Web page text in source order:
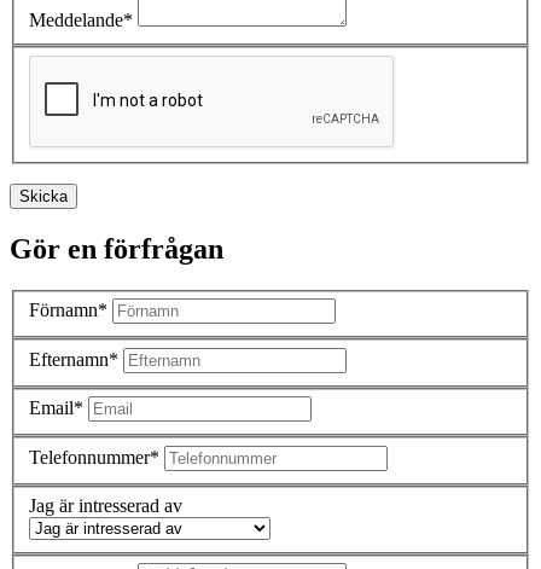
Meddelande*
Skicka
Gör en förfrågan
Förnamn*
Efternamn*
Email*
Telefonnummer*
Jag är intresserad av